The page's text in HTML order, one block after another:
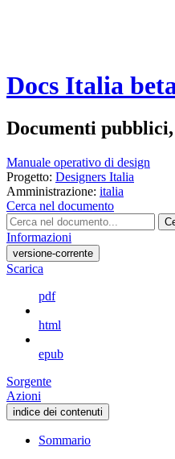
Docs Italia
Documenti
Manuale operativo di design
Progetto: Designers Italia
Amministrazione: italia
Cerca nel documento
Informazioni
versione-corrente
Scarica
pdf
html
epub
Sorgente
Azioni
indice dei contenuti
Sommario